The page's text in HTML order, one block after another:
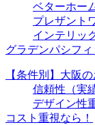
ベターホー
プレザント
インテリッ
グラデンパシフィ
【条件別】大阪
信頼性（実
デザイン性
コスト重視なら！